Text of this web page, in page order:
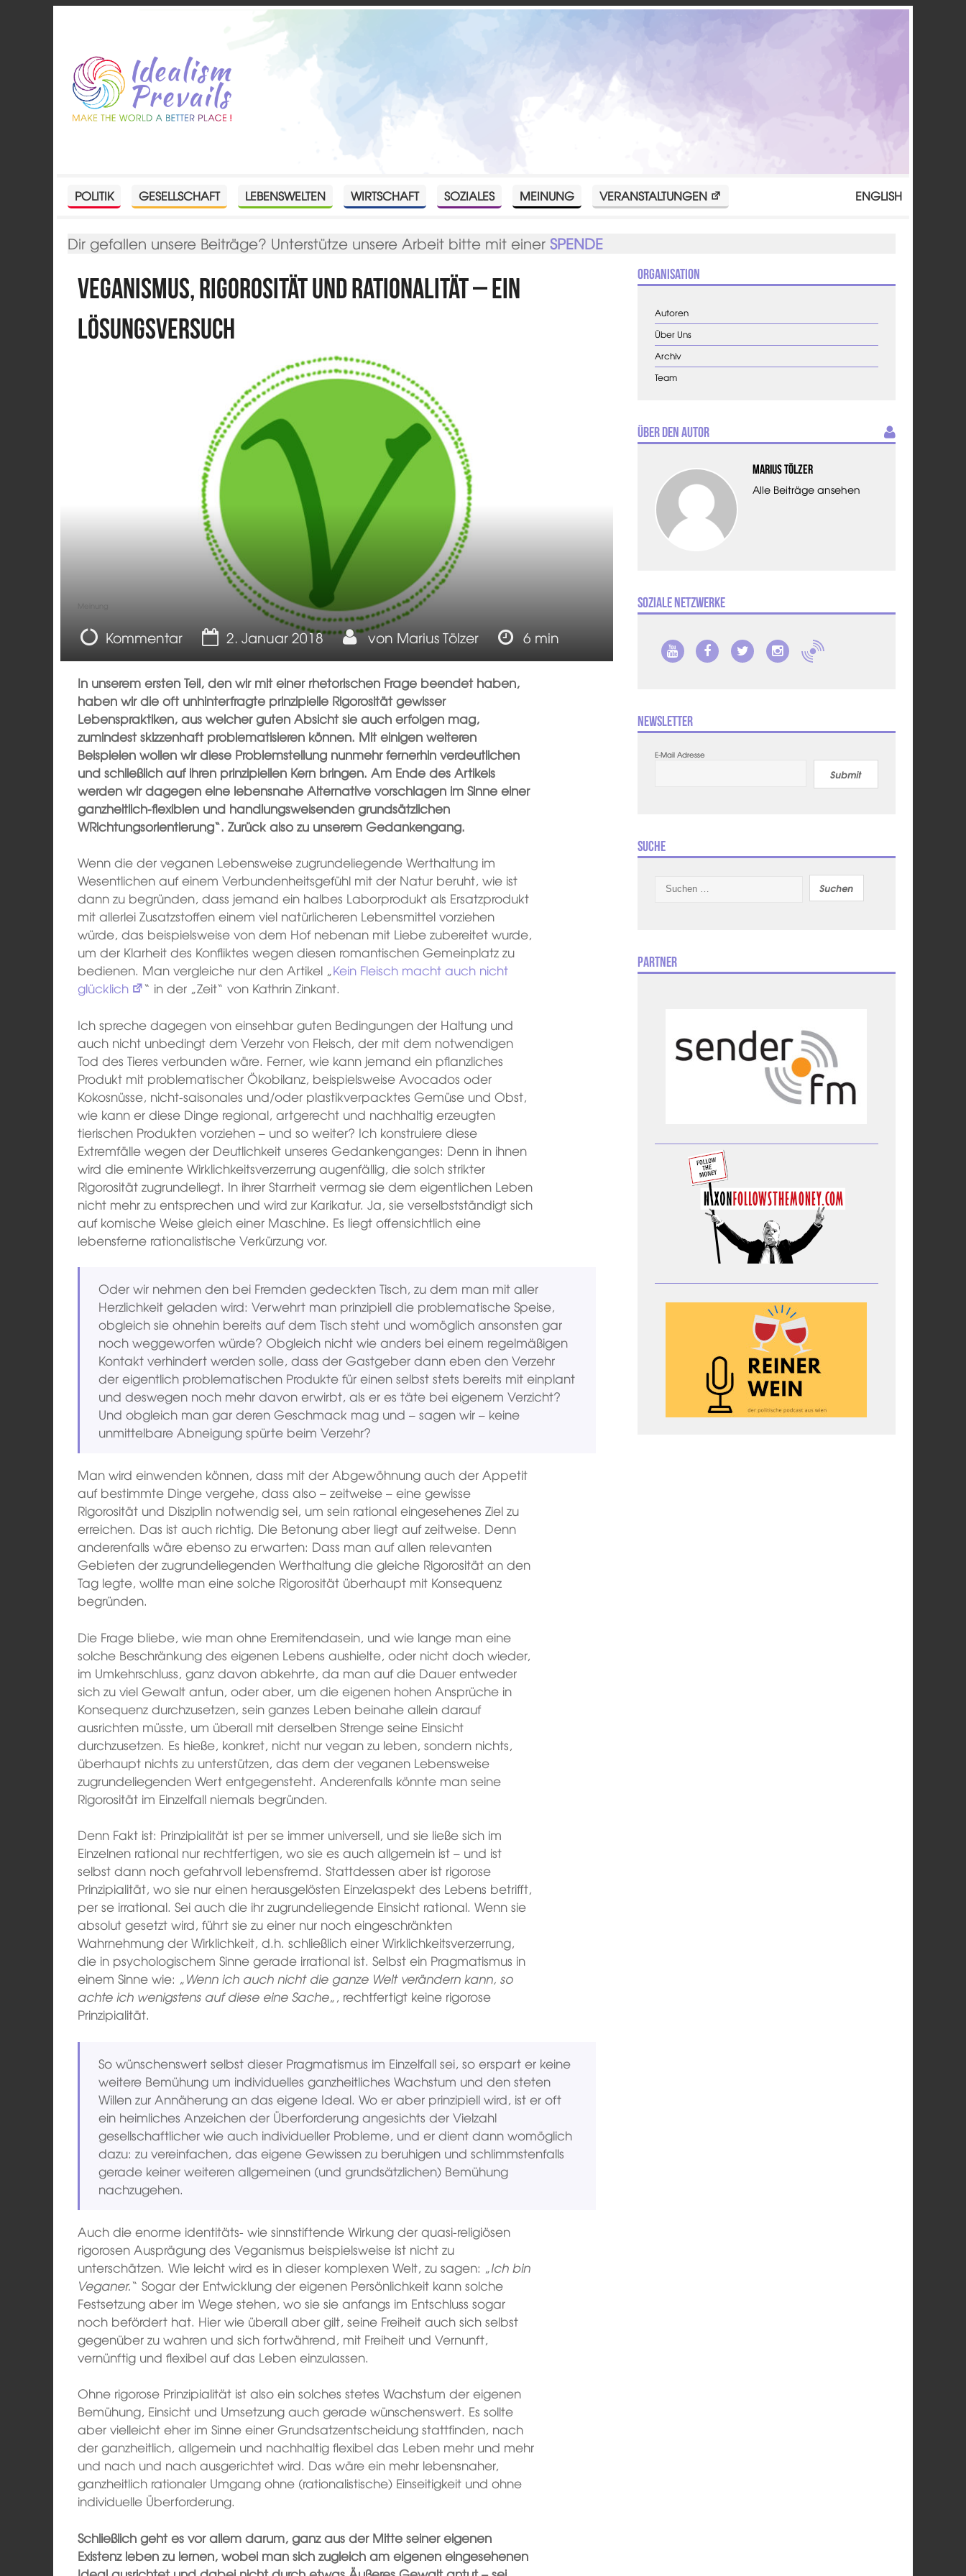
POLITIK GESELLSCHAFT LEBENSWELTEN WIRTSCHAFT SOZIALES MEINUNG VERANSTALTUNGEN ENGLISH
Dir gefallen unsere Beiträge? Unterstütze unsere Arbeit bitte mit einerSPENDE
Veganismus, Rigorosität und Rationalität – ein
Lösungsversuch
Meinung
Kommentar 2. Januar 2018 von Marius Tölzer 6 min
In unserem ersten Teil, den wir mit einer rhetorischen Frage beendet haben,
haben wir die oft unhinterfragte prinzipielle Rigorosität gewisser
Lebenspraktiken, aus welcher guten Absicht sie auch erfolgen mag,
zumindest skizzenhaft problematisieren können. Mit einigen weiteren
Beispielen wollen wir diese Problemstellung nunmehr fernerhin verdeutlichen
und schließlich auf ihren prinzipiellen Kern bringen. Am Ende des Artikels
werden wir dagegen eine lebensnahe Alternative vorschlagen im Sinne einer
ganzheitlich-flexiblen und handlungsweisenden grundsätzlichen
WRichtungsorientierung“. Zurück also zu unserem Gedankengang.
Wenn die der veganen Lebensweise zugrundeliegende Werthaltung im
Wesentlichen auf einem Verbundenheitsgefühl mit der Natur beruht, wie ist
dann zu begründen, dass jemand ein halbes Laborprodukt als Ersatzprodukt
mit allerlei Zusatzstoffen einem viel natürlicheren Lebensmittel vorziehen
würde, das beispielsweise von dem Hof nebenan mit Liebe zubereitet wurde,
um der Klarheit des Konfliktes wegen diesen romantischen Gemeinplatz zu
bedienen. Man vergleiche nur den Artikel „Kein Fleisch macht auch nicht
glücklich
“ in der „Zeit“ von Kathrin Zinkant.
Ich spreche dagegen von einsehbar guten Bedingungen der Haltung und
auch nicht unbedingt dem Verzehr von Fleisch, der mit dem notwendigen
Tod des Tieres verbunden wäre. Ferner, wie kann jemand ein pflanzliches
Produkt mit problematischer Ökobilanz, beispielsweise Avocados oder
Kokosnüsse, nicht-saisonales und/oder plastikverpacktes Gemüse und Obst,
wie kann er diese Dinge regional, artgerecht und nachhaltig erzeugten
tierischen Produkten vorziehen – und so weiter? Ich konstruiere diese
Extremfälle wegen der Deutlichkeit unseres Gedankenganges: Denn in ihnen
wird die eminente Wirklichkeitsverzerrung augenfällig, die solch strikter
Rigorosität zugrundeliegt. In ihrer Starrheit vermag sie dem eigentlichen Leben
nicht mehr zu entsprechen und wird zur Karikatur. Ja, sie verselbstständigt sich
auf komische Weise gleich einer Maschine. Es liegt offensichtlich eine
lebensferne rationalistische Verkürzung vor.
Oder wir nehmen den bei Fremden gedeckten Tisch, zu dem man mit aller
Herzlichkeit geladen wird: Verwehrt man prinzipiell die problematische Speise,
obgleich sie ohnehin bereits auf dem Tisch steht und womöglich ansonsten gar
noch weggeworfen würde? Obgleich nicht wie anders bei einem regelmäßigen
Kontakt verhindert werden solle, dass der Gastgeber dann eben den Verzehr
der eigentlich problematischen Produkte für einen selbst stets bereits mit einplant
und deswegen noch mehr davon erwirbt, als er es täte bei eigenem Verzicht?
Und obgleich man gar deren Geschmack mag und – sagen wir – keine
unmittelbare Abneigung spürte beim Verzehr?
Man wird einwenden können, dass mit der Abgewöhnung auch der Appetit
auf bestimmte Dinge vergehe, dass also – zeitweise – eine gewisse
Rigorosität und Disziplin notwendig sei, um sein rational eingesehenes Ziel zu
erreichen. Das ist auch richtig. Die Betonung aber liegt auf zeitweise. Denn
anderenfalls wäre ebenso zu erwarten: Dass man auf allen relevanten
Gebieten der zugrundeliegenden Werthaltung die gleiche Rigorosität an den
Tag legte, wollte man eine solche Rigorosität überhaupt mit Konsequenz
begründen.
Die Frage bliebe, wie man ohne Eremitendasein, und wie lange man eine
solche Beschränkung des eigenen Lebens aushielte, oder nicht doch wieder,
im Umkehrschluss, ganz davon abkehrte, da man auf die Dauer entweder
sich zu viel Gewalt antun, oder aber, um die eigenen hohen Ansprüche in
Konsequenz durchzusetzen, sein ganzes Leben beinahe allein darauf
ausrichten müsste, um überall mit derselben Strenge seine Einsicht
durchzusetzen. Es hieße, konkret, nicht nur vegan zu leben, sondern nichts,
überhaupt nichts zu unterstützen, das dem der veganen Lebensweise
zugrundeliegenden Wert entgegensteht. Anderenfalls könnte man seine
Rigorosität im Einzelfall niemals begründen.
Denn Fakt ist: Prinzipialität ist per se immer universell, und sie ließe sich im
Einzelnen rational nur rechtfertigen, wo sie es auch allgemein ist – und ist
selbst dann noch gefahrvoll lebensfremd. Stattdessen aber ist rigorose
Prinzipialität, wo sie nur einen herausgelösten Einzelaspekt des Lebens betrifft,
per se irrational. Sei auch die ihr zugrundeliegende Einsicht rational. Wenn sie
absolut gesetzt wird, führt sie zu einer nur noch eingeschränkten
Wahrnehmung der Wirklichkeit, d.h. schließlich einer Wirklichkeitsverzerrung,
die in psychologischem Sinne gerade irrational ist. Selbst ein Pragmatismus in
einem Sinne wie: „Wenn ich auch nicht die ganze Welt verändern kann, so
achte ich wenigstens auf diese eine Sache„, rechtfertigt keine rigorose
Prinzipialität.
So wünschenswert selbst dieser Pragmatismus im Einzelfall sei, so erspart er keine
weitere Bemühung um individuelles ganzheitliches Wachstum und den steten
Willen zur Annäherung an das eigene Ideal. Wo er aber prinzipiell wird, ist er oft
ein heimliches Anzeichen der Überforderung angesichts der Vielzahl
gesellschaftlicher wie auch individueller Probleme, und er dient dann womöglich
dazu: zu vereinfachen, das eigene Gewissen zu beruhigen und schlimmstenfalls
gerade keiner weiteren allgemeinen (und grundsätzlichen) Bemühung
nachzugehen.
Auch die enorme identitäts- wie sinnstiftende Wirkung der quasi-religiösen
rigorosen Ausprägung des Veganismus beispielsweise ist nicht zu
unterschätzen. Wie leicht wird es in dieser komplexen Welt, zu sagen: „Ich bin
Veganer.“ Sogar der Entwicklung der eigenen Persönlichkeit kann solche
Festsetzung aber im Wege stehen, wo sie sie anfangs im Entschluss sogar
noch befördert hat. Hier wie überall aber gilt, seine Freiheit auch sich selbst
gegenüber zu wahren und sich fortwährend, mit Freiheit und Vernunft,
vernünftig und flexibel auf das Leben einzulassen.
Ohne rigorose Prinzipialität ist also ein solches stetes Wachstum der eigenen
Bemühung, Einsicht und Umsetzung auch gerade wünschenswert. Es sollte
aber vielleicht eher im Sinne einer Grundsatzentscheidung stattfinden, nach
der ganzheitlich, allgemein und nachhaltig flexibel das Leben mehr und mehr
und nach und nach ausgerichtet wird. Das wäre ein mehr lebensnaher,
ganzheitlich rationaler Umgang ohne (rationalistische) Einseitigkeit und ohne
individuelle Überforderung.
Schließlich geht es vor allem darum, ganz aus der Mitte seiner eigenen
Existenz leben zu lernen, wobei man sich zugleich am eigenen eingesehenen
Organisation
Autoren
Über Uns
Archiv
Team
Über den Autor
Marius Tölzer
Alle Beiträge ansehen
Soziale Netzwerke
Newsletter
E-Mail Adresse
Submit
Suche
nach:
Partner